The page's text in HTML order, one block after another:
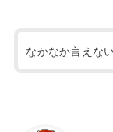
なかなか言えな